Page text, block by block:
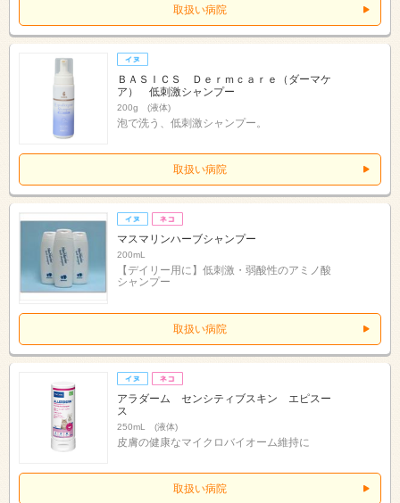
取扱い病院
ＢＡＳＩＣＳ Ｄｅｒｍｃａｒｅ（ダーマケ
ア） 低刺激シャンプー
200g (液体)
泡で洗う、低刺激シャンプー。
取扱い病院
マスマリンハーブシャンプー
200mL
【デイリー用に】低刺激・弱酸性のアミノ酸
シャンプー
取扱い病院
アラダーム センシティブスキン エピスー
ス
250mL (液体)
皮膚の健康なマイクロバイオーム維持に
取扱い病院